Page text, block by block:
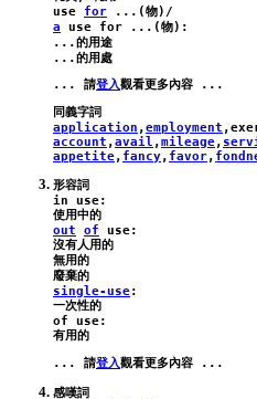
use
for ...(物)/
a
use for ...(物):
...的用途
... 請登入
application ,employment ,
account ,avail ,mileage,
appetite, fancy, favor,
in
use:
out
of use:
沒有人用的
無用的
single-use:
of
use:
... 請登入